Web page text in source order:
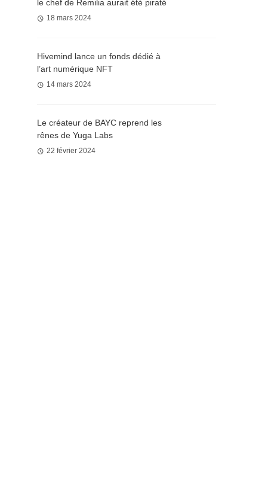
le chef de Remilia aurait été piraté
18 mars 2024
Hivemind lance un fonds dédié à
l’art numérique NFT
14 mars 2024
Le créateur de BAYC reprend les
rênes de Yuga Labs
22 février 2024